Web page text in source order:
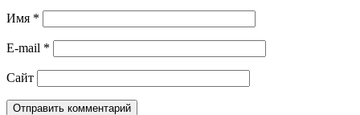
Имя *
E-mail *
Сайт